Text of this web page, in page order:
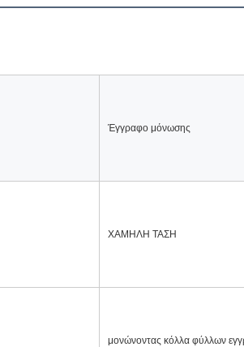
Έγγραφο μόνωσης
ΧΑΜΗΛΗ ΤΑΣΗ
μονώνοντας κόλλα φύλλων